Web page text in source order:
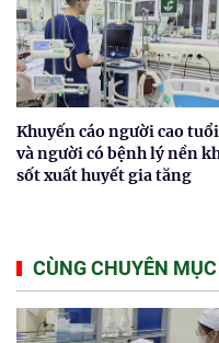
Khuyến cáo người cao tuổi
và người có bệnh lý nền
sốt xuất huyết gia tăng
CÙNG CHUYÊN MỤC